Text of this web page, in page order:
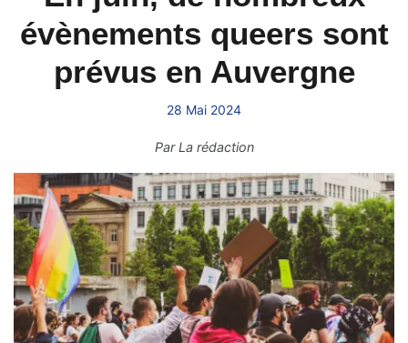
évènements queers sont
prévus en Auvergne
28 Mai 2024
ParLa rédaction